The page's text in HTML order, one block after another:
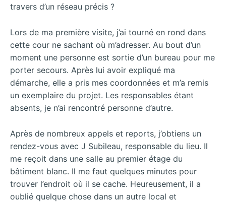
travers d’un réseau précis ?
Lors de ma première visite, j’ai tourné en rond dans
cette cour ne sachant où m’adresser. Au bout d’un
moment une personne est sortie d’un bureau pour me
porter secours. Après lui avoir expliqué ma
démarche, elle a pris mes coordonnées et m’a remis
un exemplaire du projet. Les responsables étant
absents, je n’ai rencontré personne d’autre.
Après de nombreux appels et reports, j’obtiens un
rendez-vous avec J Subileau, responsable du lieu. Il
me reçoit dans une salle au premier étage du
bâtiment blanc. Il me faut quelques minutes pour
trouver l’endroit où il se cache. Heureusement, il a
oublié quelque chose dans un autre local et